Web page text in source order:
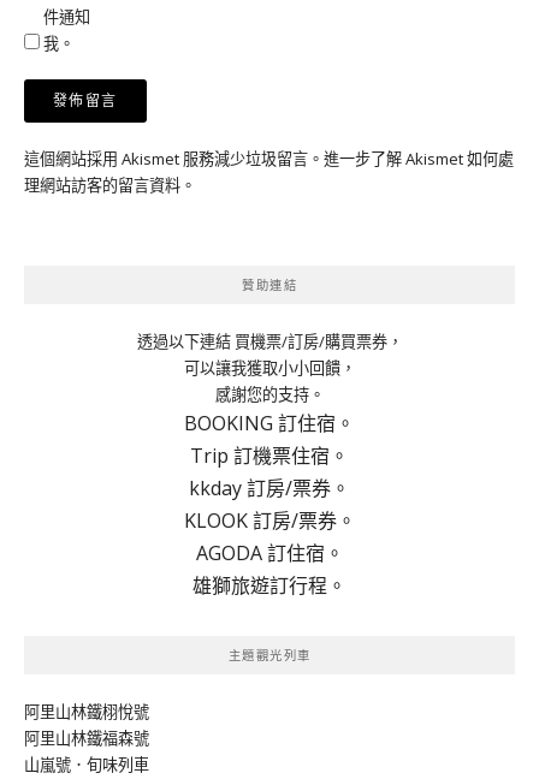
件通知
我。
這個網站採用 Akismet 服務減少垃圾留言。 進一步了解 Akismet 如何處
理網站訪客的留言資料 。
贊助連結
透過以下連結 買機票/訂房/購買票券，
可以讓我獲取小小回饋，
感謝您的支持。
BOOKING 訂住宿。
Trip 訂機票住宿。
kkday 訂房/票券。
KLOOK 訂房/票券。
AGODA 訂住宿。
雄獅旅遊訂行程。
主題觀光列車
阿里山林鐵栩悅號
阿里山林鐵福森號
山嵐號．旬味列車